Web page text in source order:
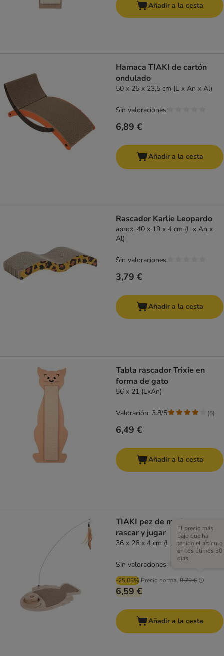
Añadir a la cesta
Hamaca TIAKI de cartón
ondulado
50 x 25 x 23,5 cm (L x An x Al)
6,89 €
Sin valoraciones
Añadir a la cesta
Rascador Karlie Leopardo
aprox. 40 x 19 x 4 cm (L x An x
Al)
3,79 €
Sin valoraciones
Añadir a la cesta
Tabla rascador Trixie en
forma de gato
56 x 21 (LxAn)
6,49 €
Valoración: 3.8/5 (5)
Añadir a la cesta
TIAKI pez de madera para
rascar y jugar
36 x 26 x 4 cm (L x An x Al)
-25.03% Precio normal8,79 €
El precio más
bajo que ha
tenido el artículo
en los útimos 30
días.
6,59 €
Sin valoraciones
Añadir a la cesta